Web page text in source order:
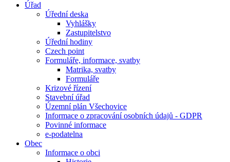
Úřad
Úřední deska
Vyhlášky
Zastupitelstvo
Úřední hodiny
Czech point
Formuláře, informace, svatby
Matrika, svatby
Formuláře
Krizové řízení
Stavební úřad
Územní plán Všechovice
Informace o zpracování osobních údajů - GDPR
Povinné informace
e-podatelna
Obec
Informace o obci